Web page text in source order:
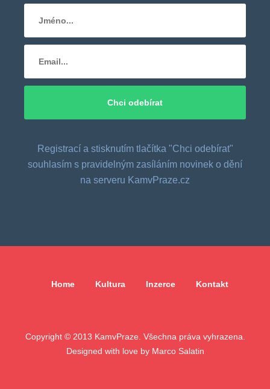
Registrací a stisknutím tlačítka "Chci odebírat"
souhlasím s pravidelným zasíláním novinek o dění
na serveru KamvPraze.cz
Home Kultura Inzerce Kontakt
Copyright © 2013 KamvPraze. Všechna práva vyhrazena.
Designed with love by Marco Salatin